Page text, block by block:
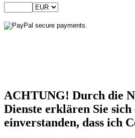
ACHTUNG! Durch die
Dienste erklären Sie
einverstanden, dass ich